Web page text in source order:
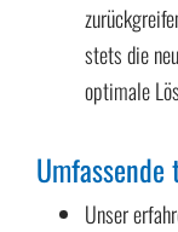
stets die
optimale
Unser